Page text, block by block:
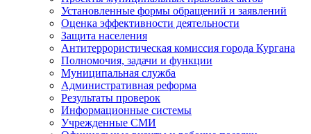
Установленные формы обращений и заявлений
Оценка эффективности деятельности
Защита населения
Антитеррористическая комиссия города Кургана
Полномочия, задачи и функции
Муниципальная служба
Административная реформа
Результаты проверок
Информационные системы
Учрежденные СМИ